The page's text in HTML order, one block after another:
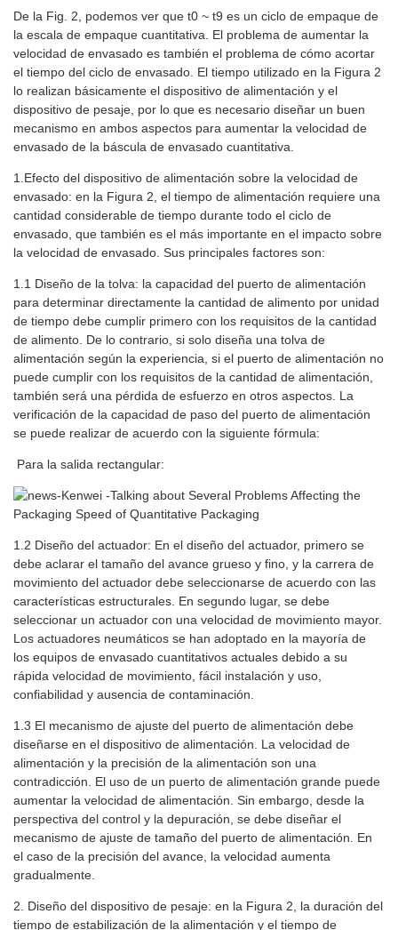
De la Fig. 2, podemos ver que t0 ~ t9 es un ciclo de empaque de
la escala de empaque cuantitativa. El problema de aumentar la
velocidad de envasado es también el problema de cómo acortar
el tiempo del ciclo de envasado. El tiempo utilizado en la Figura 2
lo realizan básicamente el dispositivo de alimentación y el
dispositivo de pesaje, por lo que es necesario diseñar un buen
mecanismo en ambos aspectos para aumentar la velocidad de
envasado de la báscula de envasado cuantitativa.
1.Efecto del dispositivo de alimentación sobre la velocidad de
envasado: en la Figura 2, el tiempo de alimentación requiere una
cantidad considerable de tiempo durante todo el ciclo de
envasado, que también es el más importante en el impacto sobre
la velocidad de envasado. Sus principales factores son:
1.1 Diseño de la tolva: la capacidad del puerto de alimentación
para determinar directamente la cantidad de alimento por unidad
de tiempo debe cumplir primero con los requisitos de la cantidad
de alimento. De lo contrario, si solo diseña una tolva de
alimentación según la experiencia, si el puerto de alimentación no
puede cumplir con los requisitos de la cantidad de alimentación,
también será una pérdida de esfuerzo en otros aspectos. La
verificación de la capacidad de paso del puerto de alimentación
se puede realizar de acuerdo con la siguiente fórmula:
Para la salida rectangular:
1.2 Diseño del actuador: En el diseño del actuador, primero se
debe aclarar el tamaño del avance grueso y fino, y la carrera de
movimiento del actuador debe seleccionarse de acuerdo con las
características estructurales. En segundo lugar, se debe
seleccionar un actuador con una velocidad de movimiento mayor.
Los actuadores neumáticos se han adoptado en la mayoría de
los equipos de envasado cuantitativos actuales debido a su
rápida velocidad de movimiento, fácil instalación y uso,
confiabilidad y ausencia de contaminación.
1.3 El mecanismo de ajuste del puerto de alimentación debe
diseñarse en el dispositivo de alimentación. La velocidad de
alimentación y la precisión de la alimentación son una
contradicción. El uso de un puerto de alimentación grande puede
aumentar la velocidad de alimentación. Sin embargo, desde la
perspectiva del control y la depuración, se debe diseñar el
mecanismo de ajuste de tamaño del puerto de alimentación. En
el caso de la precisión del avance, la velocidad aumenta
gradualmente.
2. Diseño del dispositivo de pesaje: en la Figura 2, la duración del
tiempo de estabilización de la alimentación y el tiempo de